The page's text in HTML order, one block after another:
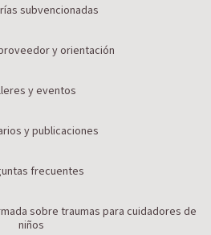
subvencionadas
y orientación
y eventos
y publicaciones
frecuentes
sobre traumas para cuidadores de
niños